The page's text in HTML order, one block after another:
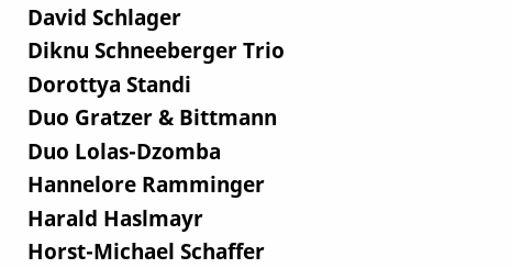
David Schlager
Diknu Schneeberger Trio
Dorottya Standi
Duo Gratzer & Bittmann
Duo Lolas-Dzomba
Hannelore Ramminger
Harald Haslmayr
Horst-Michael Schaffer